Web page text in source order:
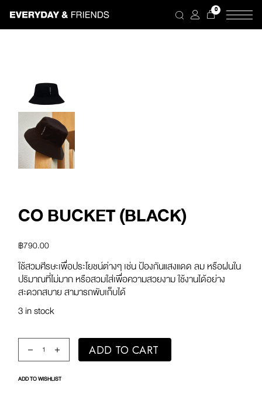
the
0
CO BUCKET (BLACK)
฿790.00
ใช้สวมศีรษะเพื่อประโยชน์ต่างๆ เช่น ป้องกันแสงแดด ลม หรือฝนใน
ปริมาณที่ไม่มาก หรือสวมใส่เพื่อความสวยงาม ใช้งานได้อย่าง
สะดวกสบาย สามารถพับเก็บได้
3 in stock
co Bucket (Black) quantityADD TO CART
ADD TO WISHLIST